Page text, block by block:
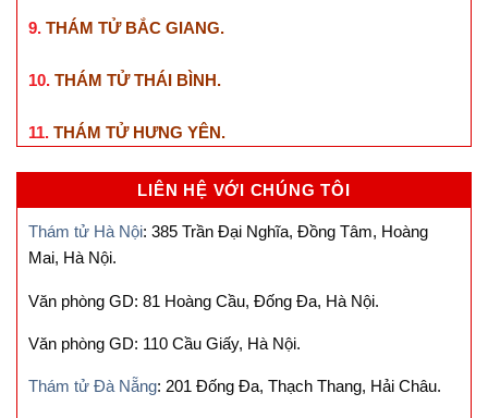
9. THÁM TỬ BẮC GIANG.
10. THÁM TỬ THÁI BÌNH.
11. THÁM TỬ HƯNG YÊN.
LIÊN HỆ VỚI CHÚNG TÔI
Thám tử Hà Nội: 385 Trần Đại Nghĩa, Đồng Tâm, Hoàng
Mai, Hà Nội.
Văn phòng GD: 81 Hoàng Cầu, Đống Đa, Hà Nội.
Văn phòng GD: 110 Cầu Giấy, Hà Nội.
Thám tử Đà Nẵng: 201 Đống Đa, Thạch Thang, Hải Châu.